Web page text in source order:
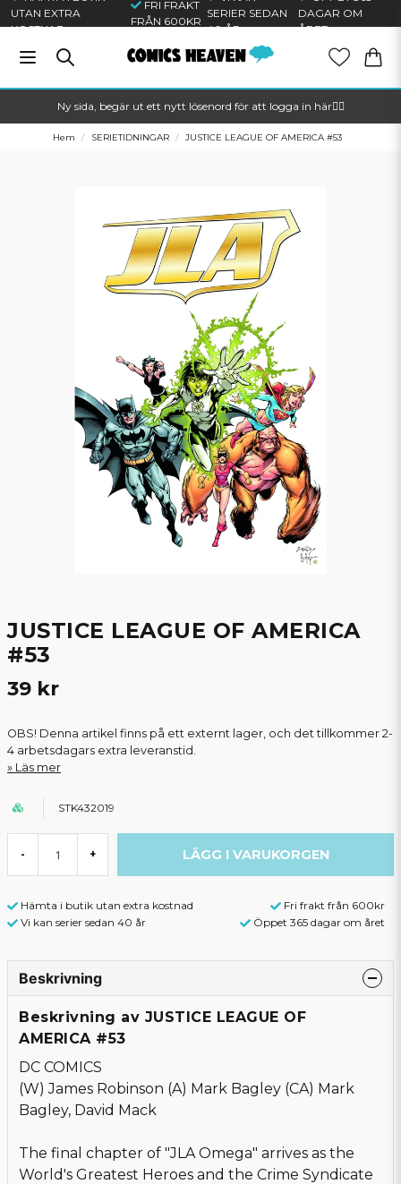
UTAN EXTRA
KOSTNAD
FRI FRAKT
FRÅN 600KR
SERIER SEDAN
40 ÅR
DAGAR OM
ÅRET
Ny sida, begär ut ett nytt lösenord för att logga in här🦸‍♂️
Hem SERIETIDNINGAR JUSTICE LEAGUE OF AMERICA #53
JUSTICE LEAGUE OF AMERICA
#53
39 kr
OBS! Denna artikel finns på ett externt lager, och det tillkommer 2-
4 arbetsdagars extra leveranstid.
Läs mer
STK432019
- + LÄGG I VARUKORGEN
Hämta i butik utan extra kostnad
Fri frakt från 600kr
Vi kan serier sedan 40 år
Öppet 365 dagar om året
Beskrivning
Beskrivning av JUSTICE LEAGUE OF
AMERICA #53
DC COMICS
(W) James Robinson (A) Mark Bagley (CA) Mark
Bagley, David Mack
The final chapter of "JLA Omega" arrives as the
World's Greatest Heroes and the Crime Syndicate